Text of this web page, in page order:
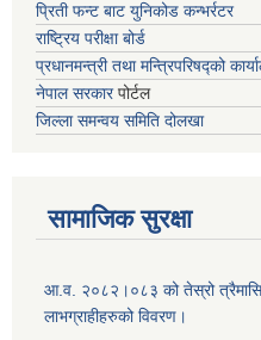
प्रिती फन्ट बाट युनिकोड कन्भर्रटर
राष्ट्रिय परीक्षा बोर्ड
प्रधानमन्त्री तथा मन्त्रिपरिषद्को
नेपाल सरकारपोर्टल
जिल्ला समन्वय समिति दोलखा
सामाजिक सुरक्षा
आ.व. २०८२।०८३ को तेस्रो
लाभग्राहीहरुको विवरण।